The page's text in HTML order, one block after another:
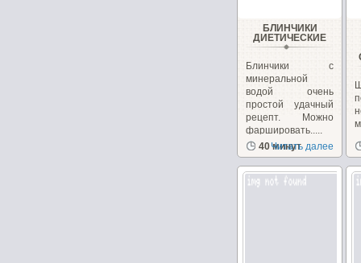
БЛИНЧИКИ
ДИЕТИЧЕСКИЕ
Блинчики с
минеральной
водой очень
простой удачный
рецепт. Можно
фаршировать.....
40 минут
Читать далее